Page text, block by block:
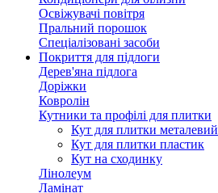
Освіжувачі повітря
Пральний порошок
Спеціалізовані засоби
Покриття для підлоги
Дерев'яна підлога
Доріжки
Ковролін
Кутники та профілі для плитки
Кут для плитки металевий
Кут для плитки пластик
Кут на сходинку
Лінолеум
Ламінат